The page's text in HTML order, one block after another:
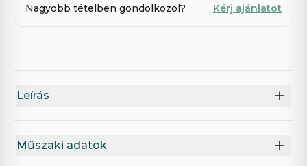
Nagyobb tételben gondolkozol? Kérj ajánlatot
Leírás
Műszaki adatok